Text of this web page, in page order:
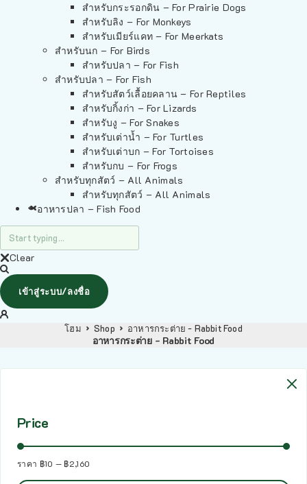
สำหรับกระรอกดิน – For Prairie Dogs
สำหรับลิง – For Monkeys
สำหรับเมียร์แคท – For Meerkats
สำหรับนก – For Birds
สำหรับปลา – For Fish
สำหรับปลา – For Fish
สำหรับสัตว์เลื้อยคลาน – For Reptiles
สำหรับกิ้งก่า – For Lizards
สำหรับงู – For Snakes
สำหรับเต่าน้ำ – For Turtles
สำหรับเต่าบก – For Tortoises
สำหรับกบ – For Frogs
สำหรับทุกสัตว์ – All Animals
สำหรับทุกสัตว์ – All Animals
อาหารปลา – Fish Food
Clear
เข้าสู่ระบบ/ลงชื่อ
โฮม Shop อาหารกระต่าย - Rabbit Food
อาหารกระต่าย - Rabbit Food
Price
ราคา ฿10 — ฿2,160